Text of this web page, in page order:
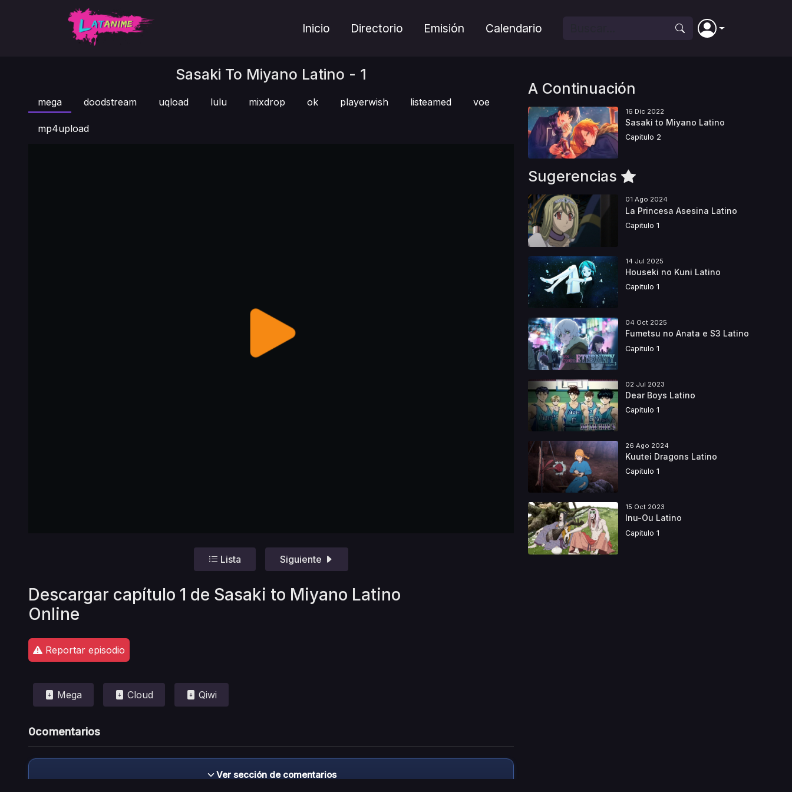
Inicio Directorio Emisión Calendario
Sasaki To Miyano Latino - 1
mega doodstream uqload lulu mixdrop ok playerwish listeamed voe
mp4upload
Lista Siguiente
Descargar capítulo 1 de Sasaki to Miyano Latino
Online
Reportar episodio
Mega Cloud Qiwi
0comentarios
Ver sección de comentarios
A Continuación
16 Dic 2022
Sasaki to Miyano Latino
Capitulo 2
Sugerencias
01 Ago 2024
La Princesa Asesina Latino
Capitulo 1
14 Jul 2025
Houseki no Kuni Latino
Capitulo 1
04 Oct 2025
Fumetsu no Anata e S3 Latino
Capitulo 1
02 Jul 2023
Dear Boys Latino
Capitulo 1
26 Ago 2024
Kuutei Dragons Latino
Capitulo 1
15 Oct 2023
Inu-Ou Latino
Capitulo 1